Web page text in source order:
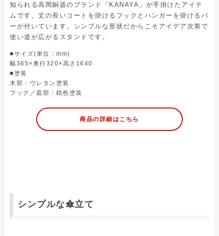
知られる高岡銅器のブランド「KANAYA」が手掛けたアイテ
ムです。丈の長いコートを掛けるフックとハンガーを掛けるバ
ーが付いています。シンプルな形状だからこそアイデア次第で
使い道が広がるスタンドです。
■サイズ(単位：mm)
幅365×奥行320×高さ1640
■塗装
木部：ウレタン塗装
フック／皿部：錆色塗装
商品の詳細はこちら
シンプルな傘立て